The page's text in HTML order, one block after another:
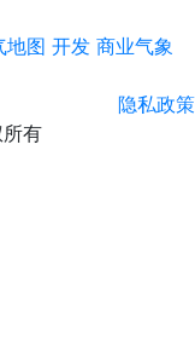
地图 开发 商业气象
隐私政策
有